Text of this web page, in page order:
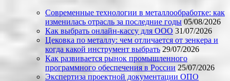
Современные технологии в металлообработке: как
изменилась отрасль за последние годы 05/08/2026
Как выбрать онлайн-кассу для ООО 31/07/2026
Цековка по металлу: чем отличается от зенкера и
когда какой инструмент выбрать 29/07/2026
Как развивается рынок промышленного
программного обеспечения в России 25/07/2026
Экспертиза проектной документации ОПО